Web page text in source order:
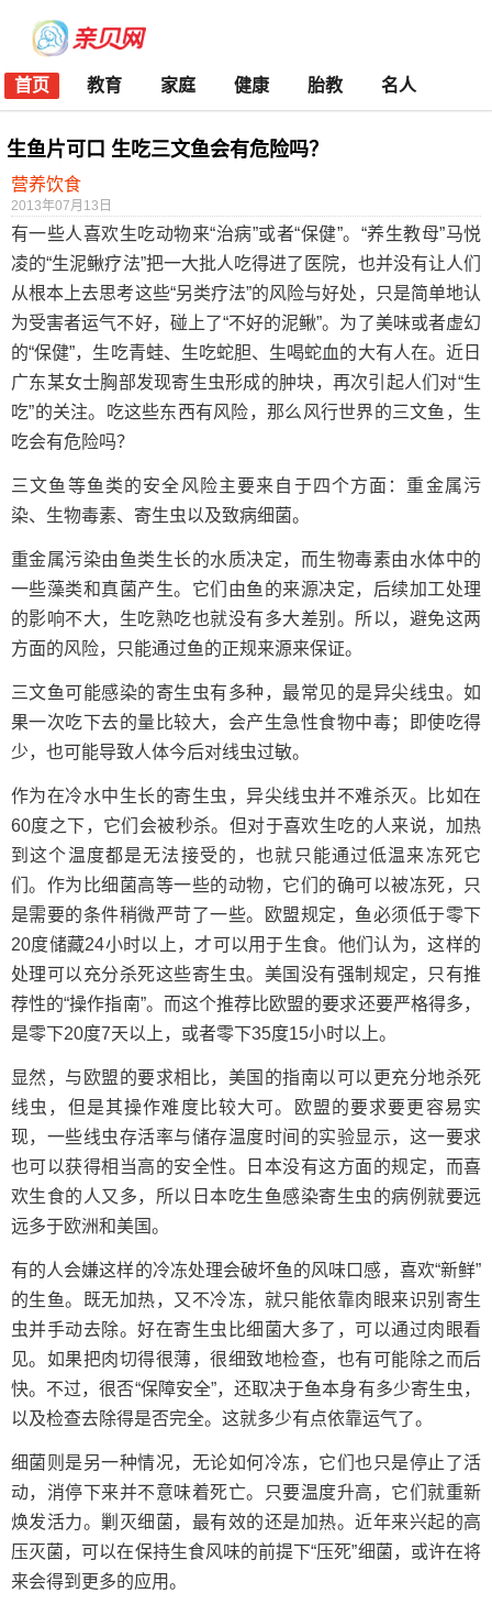
首页 教育 家庭 健康 胎教 名人
生鱼片可口 生吃三文鱼会有危险吗？
营养饮食
2013年07月13日
有一些人喜欢生吃动物来“治病”或者“保健”。“养生教母”马悦
凌的“生泥鳅疗法”把一大批人吃得进了医院，也并没有让人们
从根本上去思考这些“另类疗法”的风险与好处，只是简单地认
为受害者运气不好，碰上了“不好的泥鳅”。为了美味或者虚幻
的“保健”，生吃青蛙、生吃蛇胆、生喝蛇血的大有人在。近日
广东某女士胸部发现寄生虫形成的肿块，再次引起人们对“生
吃”的关注。吃这些东西有风险，那么风行世界的三文鱼，生
吃会有危险吗？
三文鱼等鱼类的安全风险主要来自于四个方面：重金属污
染、生物毒素、寄生虫以及致病细菌。
重金属污染由鱼类生长的水质决定，而生物毒素由水体中的
一些藻类和真菌产生。它们由鱼的来源决定，后续加工处理
的影响不大，生吃熟吃也就没有多大差别。所以，避免这两
方面的风险，只能通过鱼的正规来源来保证。
三文鱼可能感染的寄生虫有多种，最常见的是异尖线虫。如
果一次吃下去的量比较大，会产生急性食物中毒；即使吃得
少，也可能导致人体今后对线虫过敏。
作为在冷水中生长的寄生虫，异尖线虫并不难杀灭。比如在
60度之下，它们会被秒杀。但对于喜欢生吃的人来说，加热
到这个温度都是无法接受的，也就只能通过低温来冻死它
们。作为比细菌高等一些的动物，它们的确可以被冻死，只
是需要的条件稍微严苛了一些。欧盟规定，鱼必须低于零下
20度储藏24小时以上，才可以用于生食。他们认为，这样的
处理可以充分杀死这些寄生虫。美国没有强制规定，只有推
荐性的“操作指南”。而这个推荐比欧盟的要求还要严格得多，
是零下20度7天以上，或者零下35度15小时以上。
显然，与欧盟的要求相比，美国的指南以可以更充分地杀死
线虫，但是其操作难度比较大可。欧盟的要求要更容易实
现，一些线虫存活率与储存温度时间的实验显示，这一要求
也可以获得相当高的安全性。日本没有这方面的规定，而喜
欢生食的人又多，所以日本吃生鱼感染寄生虫的病例就要远
远多于欧洲和美国。
有的人会嫌这样的冷冻处理会破坏鱼的风味口感，喜欢“新鲜”
的生鱼。既无加热，又不冷冻，就只能依靠肉眼来识别寄生
虫并手动去除。好在寄生虫比细菌大多了，可以通过肉眼看
见。如果把肉切得很薄，很细致地检查，也有可能除之而后
快。不过，很否“保障安全”，还取决于鱼本身有多少寄生虫，
以及检查去除得是否完全。这就多少有点依靠运气了。
细菌则是另一种情况，无论如何冷冻，它们也只是停止了活
动，消停下来并不意味着死亡。只要温度升高，它们就重新
焕发活力。剿灭细菌，最有效的还是加热。近年来兴起的高
压灭菌，可以在保持生食风味的前提下“压死”细菌，或许在将
来会得到更多的应用。